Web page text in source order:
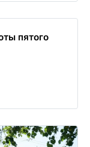
пятого